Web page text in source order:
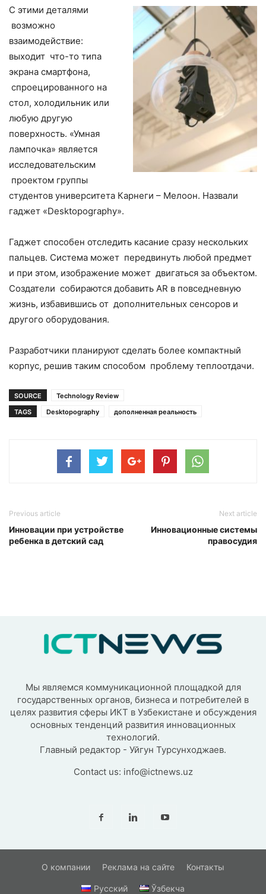
С этими деталями
возможно
взаимодействие:
выходит что-то типа
экрана смартфона,
спроецированного на
стол, холодильник или
любую другую
поверхность. «Умная
лампочка» является
исследовательским
проектом группы
студентов университета Карнеги – Мелоон. Назвали
гаджет «Desktopography».
Гаджет способен отследить касание сразу нескольких
пальцев. Система может передвинуть любой предмет
и при этом, изображение может двигаться за объектом.
Создатели собираются добавить AR в повседневную
жизнь, избавившись от дополнительных сенсоров и
другого оборудования.
Разработчики планируют сделать более компактный
корпус, решив таким способом проблему теплоотдачи.
SOURCE
Technology Review
TAGS
Desktopography дополненная реальность
Previous article
Инновации при устройстве
ребенка в детский сад
Next article
Инновационные системы
правосудия
Мы являемся коммуникационной площадкой для
государственных органов, бизнеса и потребителей в
целях развития сферы ИКТ в Узбекистане и обсуждения
основных тенденций развития инновационных
технологий.
Главный редактор - Уйгун Турсунходжаев.
Contact us: info@ictnews.uz
О компании Реклама на сайте Контакты
Русский Ўзбекча